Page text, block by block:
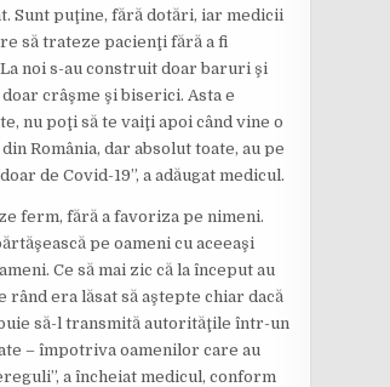
Sunt puţine, fără dotări, iar medicii
să trateze pacienţi fără a fi
noi s-au construit doar baruri şi
crâşme şi biserici. Asta e
nu poţi să te vaiţi apoi când vine o
România, dar absolut toate, au pe
de Covid-19”, a adăugat medicul.
ferm, fără a favoriza pe nimeni.
pe oameni cu aceeaşi
Ce să mai zic că la început au
era lăsat să aştepte chiar dacă
să-l transmită autorităţile într-un
– împotriva oamenilor care au
a încheiat medicul, conform